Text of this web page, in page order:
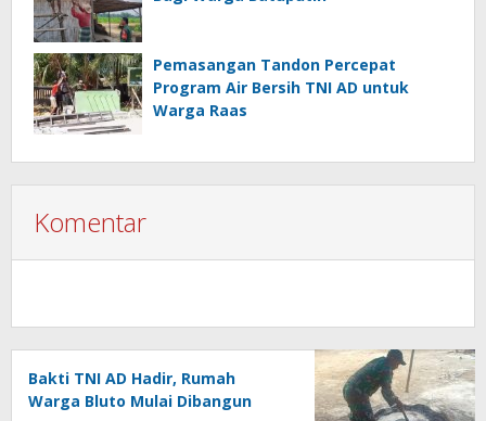
Pemasangan Tandon Percepat
Program Air Bersih TNI AD untuk
Warga Raas
Komentar
Bakti TNI AD Hadir, Rumah
Warga Bluto Mulai Dibangun